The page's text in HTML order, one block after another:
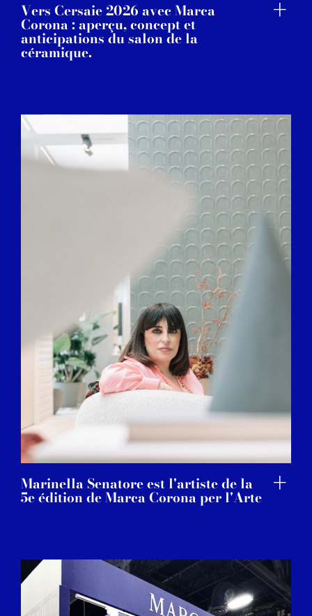
Vers Cersaie 2026 avec Marca
Corona : aperçu, concept et
anticipations du salon de la
céramique.
Marinella Senatore est l'artiste de la
5e édition de Marca Corona per l'Arte